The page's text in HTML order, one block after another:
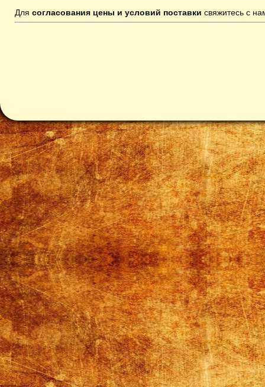
Для согласования цены и условий поставки свяжитесь с